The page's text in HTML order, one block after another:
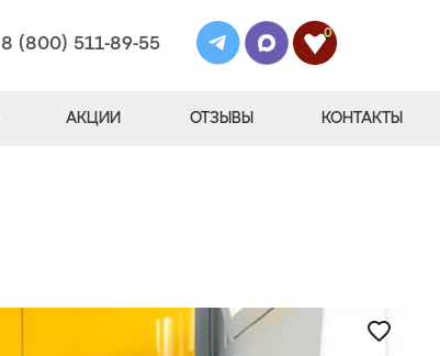
8 (800) 511-89-55
0
АКЦИИ ОТЗЫВЫ КОНТАКТЫ